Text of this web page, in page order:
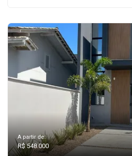
A partir de:
R$ 548.000